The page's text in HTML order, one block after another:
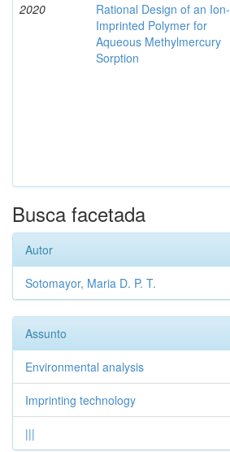
2020
Rational Design of an Ion-
Imprinted Polymer for
Aqueous Methylmercury
Sorption
Busca facetada
Autor
Sotomayor, Maria D. P. T.
Assunto
Environmental analysis
Imprinting technology
|||